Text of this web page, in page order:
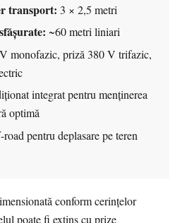
transport: 3 × 2,5 metri
~60 metri liniari
monofazic, priză 380 V trifazic,
integrat pentru menținerea
optimă
pentru deplasare pe teren
conform cerințelor
poate fi extins cu prize